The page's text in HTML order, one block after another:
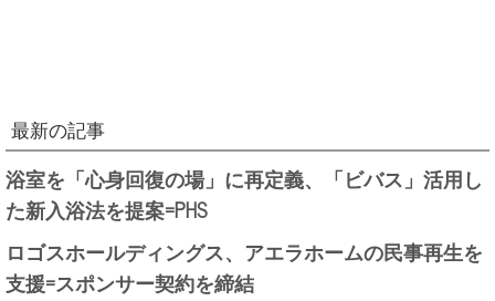
最新の記事
浴室を「心身回復の場」に再定義、「ビバス」活用し
た新入浴法を提案=PHS
ロゴスホールディングス、アエラホームの民事再生を
支援=スポンサー契約を締結